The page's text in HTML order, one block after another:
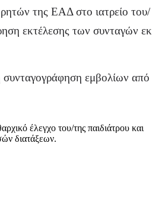
της ΕΑΔ στο ιατρείο του/
εκτέλεσης των συνταγών εκ
συνταγογράφηση εμβολίων από
έλεγχο του/της παιδιάτρου και
διατάξεων.